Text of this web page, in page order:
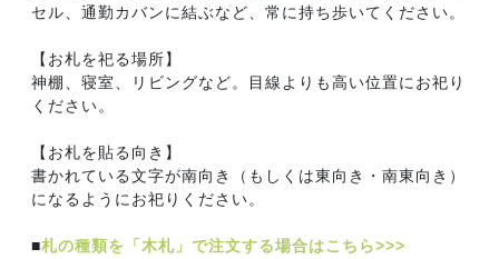
セル、通勤カバンに結ぶなど、常に持ち歩いてください。
【お札を祀る場所】
神棚、寝室、リビングなど。目線よりも高い位置にお祀り
ください。
【お札を貼る向き】
書かれている文字が南向き（もしくは東向き・南東向き）
になるようにお祀りください。
■札の種類を「木札」で注文する場合はこちら>>>